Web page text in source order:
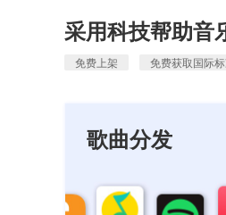
采用科技帮助音
免费上架 免费获取国际
歌曲分发